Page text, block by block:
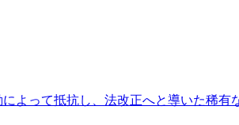
よって抵抗し、法改正へと導いた稀